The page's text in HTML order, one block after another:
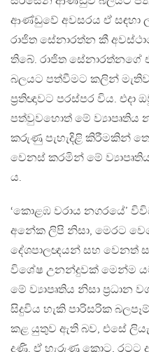
ආණ්ඩුවේ අවසරය ඒ සඳහා
රාජිත සේනාරත්න කී
තිබේ. රාජිත සේනාරත්නගේ
බලයට පත්වීමට කලින්
ප‍්‍රතිඥාවට පරස්පර විය.
පත්වුවහොත් මේ ව්‍යාපෘතිය
කරුණු පැහැදිළි කිරීමකින්
වෙනස් කරමින් මේ
ය.
‘කොළඹ වරාය නගරයේ’
අනේක ලිපි නිසා, මෙරට
දේශපාලඥයන් සහ වෙනත්
විශේෂ උනන්දුවක් මෙන්ම
මේ ව්‍යාපෘතිය නිසා ප‍්‍රධාන
සිදුවිය හැකි පාරිසරික
කළ යුතුව ඇති බව, එසේ
දුණි. ඒ හැරුණු කොට, රටට